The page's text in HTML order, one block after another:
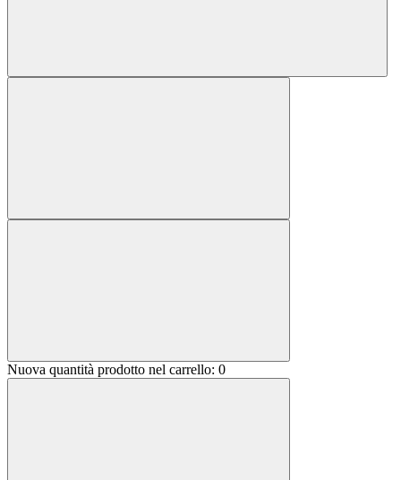
Nuova quantità prodotto nel carrello: 0